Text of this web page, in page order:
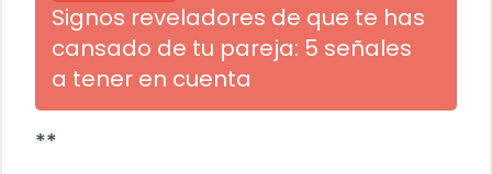
Signos reveladores de que te has
cansado de tu pareja: 5 señales
a tener en cuenta
**